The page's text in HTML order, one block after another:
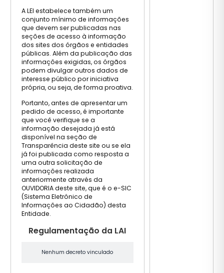
A LEI estabelece também um
conjunto mínimo de informações
que devem ser publicadas nas
seções de acesso à informação
dos sites dos órgãos e entidades
públicas. Além da publicação das
informações exigidas, os órgãos
podem divulgar outros dados de
interesse público por iniciativa
própria, ou seja, de forma proativa.
Portanto, antes de apresentar um
pedido de acesso, é importante
que você verifique se a
informação desejada já está
disponível na seção de
Transparência deste site ou se ela
já foi publicada como resposta a
uma outra solicitação de
informações realizada
anteriormente através da
OUVIDORIA deste site, que é o e-SIC
(Sistema Eletrônico de
Informações ao Cidadão) desta
Entidade.
Regulamentação da LAI
Nenhum decreto vinculado